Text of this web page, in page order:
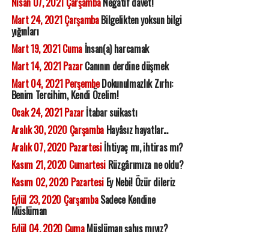
Mart 24, 2021 ÇarşambaBilgelikten yoksun bilgi
yığınları
Mart 19, 2021 Cumaİnsan(a) harcamak
Mart 14, 2021 PazarCanının derdine düşmek
Mart 04, 2021 PerşembeDokunulmazlık Zırhı:
Benim Tercihim, Kendi Özelim!
Ocak 24, 2021 Pazarİtabar suikastı
Aralık 30, 2020 ÇarşambaHayâsız hayatlar...
Aralık 07, 2020 Pazartesiİhtiyaç mı, ihtiras mı?
Kasım 21, 2020 CumartesiRüzgârımıza ne oldu?
Kasım 02, 2020 PazartesiEy Nebi! Özür dileriz
Eylül 23, 2020 ÇarşambaSadece Kendine
Müslüman
Eylül 04, 2020 CumaMüslüman şahıs mıyız?